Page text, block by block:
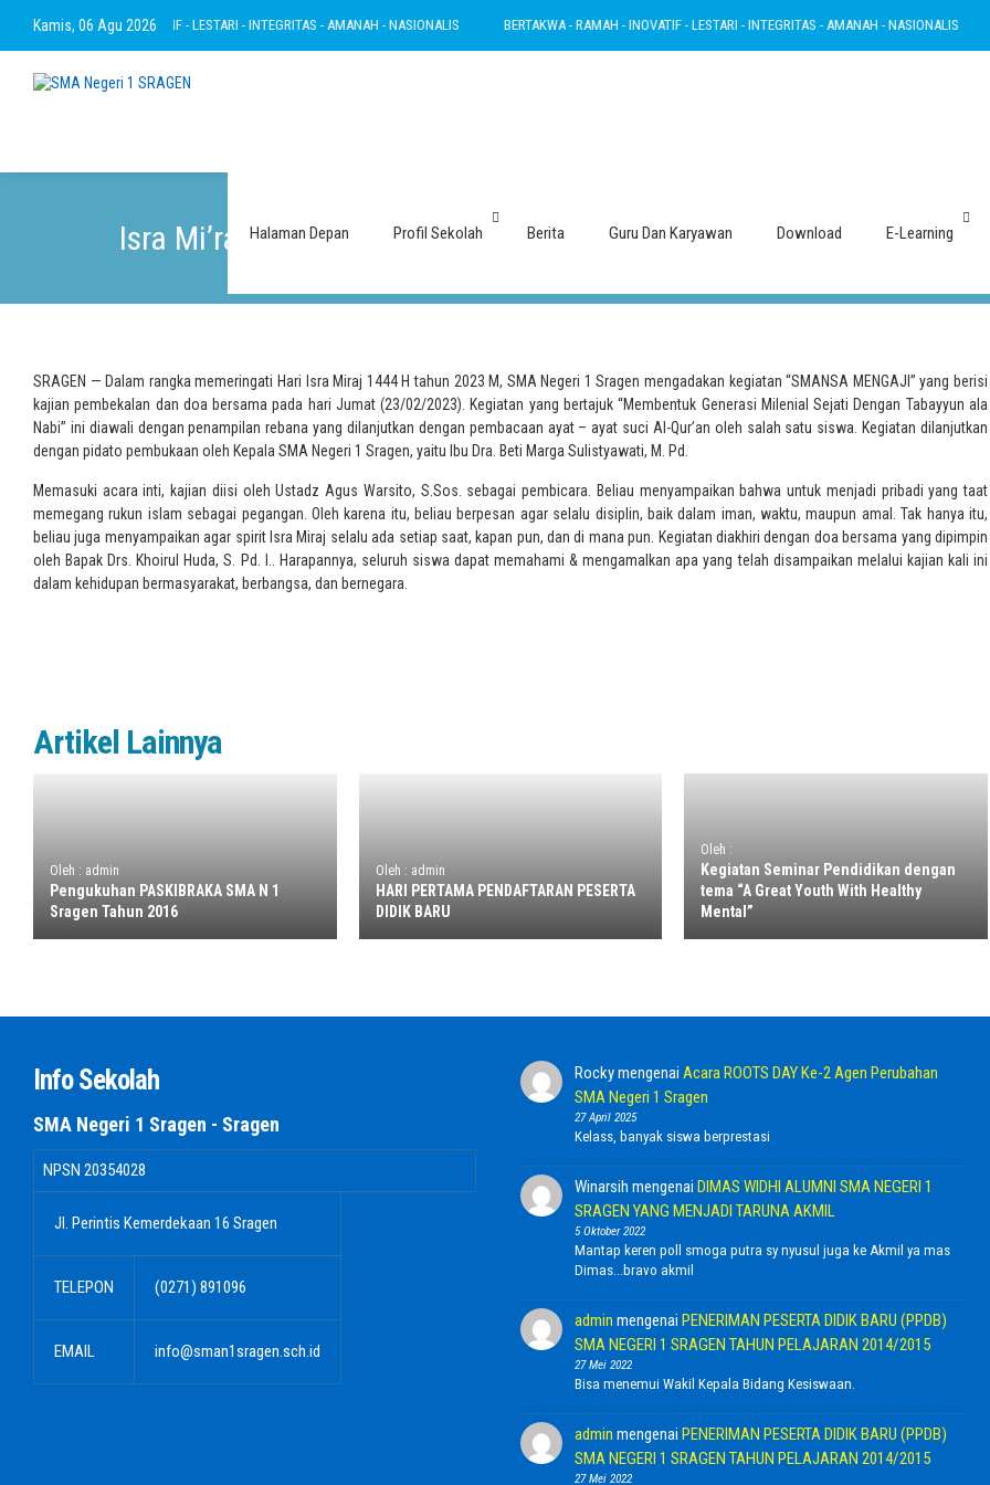
Kamis, 06 Agu 2026
- RAMAH - INOVATIF - LESTARI - INTEGRITAS - AMANAH - NASIONALIS BERTAKWA - RAMAH - INOVATIF - LESTARI - INTEGRITAS - AMANAH - NASIONALIS
Halaman Depan Profil Sekolah Berita Guru Dan Karyawan Download E-Learning
Isra Mi’raj Membentuk Generasi Milenial Sejati Dengan Tabayyun
SRAGEN — Dalam rangka memeringati Hari Isra Miraj 1444 H tahun 2023 M, SMA Negeri 1 Sragen mengadakan kegiatan “SMANSA MENGAJI” yang berisi
kajian pembekalan dan doa bersama pada hari Jumat (23/02/2023). Kegiatan yang bertajuk “Membentuk Generasi Milenial Sejati Dengan Tabayyun ala
Nabi” ini diawali dengan penampilan rebana yang dilanjutkan dengan pembacaan ayat – ayat suci Al-Qur’an oleh salah satu siswa. Kegiatan dilanjutkan
dengan pidato pembukaan oleh Kepala SMA Negeri 1 Sragen, yaitu Ibu Dra. Beti Marga Sulistyawati, M. Pd.
Memasuki acara inti, kajian diisi oleh Ustadz Agus Warsito, S.Sos. sebagai pembicara. Beliau menyampaikan bahwa untuk menjadi pribadi yang taat
memegang rukun islam sebagai pegangan. Oleh karena itu, beliau berpesan agar selalu disiplin, baik dalam iman, waktu, maupun amal. Tak hanya itu,
beliau juga menyampaikan agar spirit Isra Miraj selalu ada setiap saat, kapan pun, dan di mana pun. Kegiatan diakhiri dengan doa bersama yang dipimpin
oleh Bapak Drs. Khoirul Huda, S. Pd. I.. Harapannya, seluruh siswa dapat memahami & mengamalkan apa yang telah disampaikan melalui kajian kali ini
dalam kehidupan bermasyarakat, berbangsa, dan bernegara.
Artikel Lainnya
Oleh : admin
Pengukuhan PASKIBRAKA SMA N 1
Sragen Tahun 2016
Oleh : admin
HARI PERTAMA PENDAFTARAN PESERTA
DIDIK BARU
Oleh :
Kegiatan Seminar Pendidikan dengan
tema “A Great Youth With Healthy
Mental”
Info Sekolah
SMA Negeri 1 Sragen - Sragen
NPSN 20354028
Jl. Perintis Kemerdekaan 16 Sragen
TELEPON (0271) 891096
EMAIL info@sman1sragen.sch.id
RockymengenaiAcara ROOTS DAY Ke-2 Agen Perubahan
SMA Negeri 1 Sragen
27 April 2025
Kelass, banyak siswa berprestasi
Winarsih mengenaiDIMAS WIDHI ALUMNI SMA NEGERI 1
SRAGEN YANG MENJADI TARUNA AKMIL
5 Oktober 2022
Mantap keren poll smoga putra sy nyusul juga ke Akmil ya mas
Dimas...bravo akmil
admin mengenaiPENERIMAN PESERTA DIDIK BARU (PPDB)
SMA NEGERI 1 SRAGEN TAHUN PELAJARAN 2014/2015
27 Mei 2022
Bisa menemui Wakil Kepala Bidang Kesiswaan.
admin mengenaiPENERIMAN PESERTA DIDIK BARU (PPDB)
SMA NEGERI 1 SRAGEN TAHUN PELAJARAN 2014/2015
27 Mei 2022